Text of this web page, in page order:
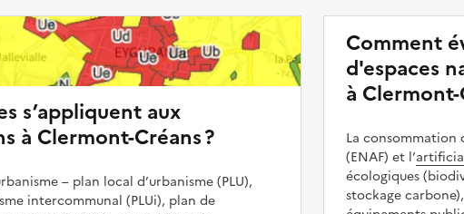
s’appliquent aux
à Clermont-Créans ?
– plan local d’urbanisme (PLU),
intercommunal (PLUi), plan de
Comment
d'espaces
à Clermont-
La consommation
(ENAF) et l’
écologiques
stockage